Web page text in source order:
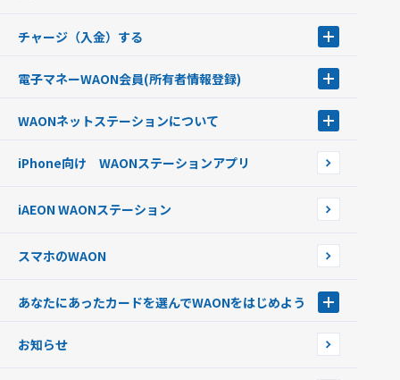
チャージ（入金）する
現金でチャージする
銀行口座・ATMからチャージする
オートチャージ
ポイントからチャージする
チャージ上限金額の変更について
電子マネーWAON会員(所有者情報登録)
WAON POINTサービス会員登録に伴う個人データの共同利用のお知
WAONネットステーションについて
WAONネットステーションWAON端末について
iPhone向け WAONステーションアプリ
iAEON WAONステーション
スマホのWAON
あなたにあったカードを選んでWAONをはじめよう
フードバンク応援WAON
お知らせ